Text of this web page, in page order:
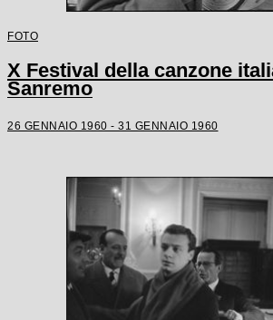
FOTO
X Festival della canzone
Sanremo
26 GENNAIO 1960 - 31 GENNAIO 1960